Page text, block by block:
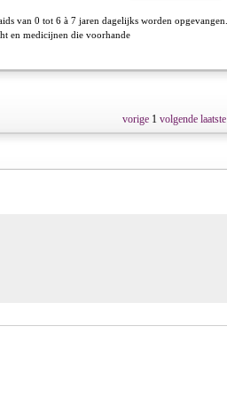
van 0 tot 6 à 7 jaren dagelijks worden opgevangen.
en medicijnen die voorhande
vorige 1 volgende laatste